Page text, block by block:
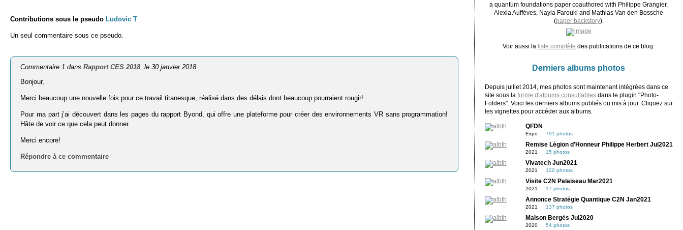
Contributions sous le pseudo Ludovic T
Un seul commentaire sous ce pseudo.
Commentaire 1 dansRapport CES 2018, le 30 janvier 2018
Bonjour,
Merci beaucoup une nouvelle fois pour ce travail titanesque, réalisé dans des délais dont beaucoup pourraient rougir!
Pour ma part j’ai découvert dans les pages du rapport Byond, qui offre une plateforme pour créer des environnements VR sans programmation!
Hâte de voir ce que cela peut donner.
Merci encore!
Répondre à ce commentaire
a quantum foundations paper coauthored with Philippe Grangier,
Alexia Auffèves, Nayla Farouki and Mathias Van den Bossche
(paper backstory).
Voir aussi la liste complète des publications de ce blog.
Derniers albums photos
Depuis juillet 2014, mes photos sont maintenant intégrées dans ce
site sous la forme d'albums consultablesdans le plugin "Photo-
Folders". Voici les derniers albums publiés ou mis à jour. Cliquez sur
les vignettes pour accéder aux albums.
QFDN
Expo 791 photos
Remise Légion d'Honneur Philippe Herbert Jul2021
2021 15 photos
Vivatech Jun2021
2021 120 photos
Visite C2N Palaiseau Mar2021
2021 17 photos
Annonce Stratégie Quantique C2N Jan2021
2021 137 photos
Maison Bergès Jul2020
2020 54 photos